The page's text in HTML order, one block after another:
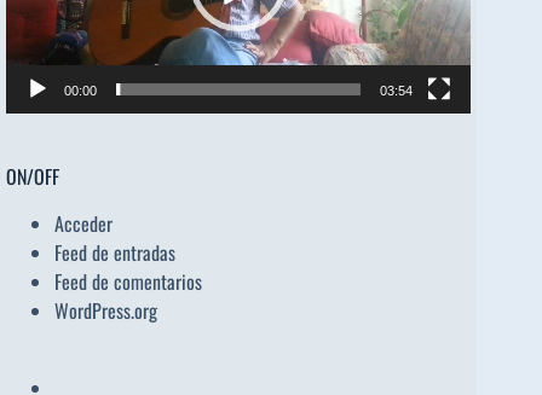
00:00 03:54
ON/OFF
Acceder
Feed de entradas
Feed de comentarios
WordPress.org